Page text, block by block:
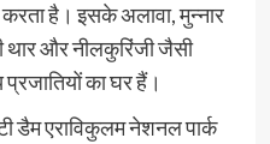
है। इसके अलावा, मुन्नार
थार और नीलकुरिंजी जैसी
का घर हैं।
डैम एराविकुलम नेशनल पार्क